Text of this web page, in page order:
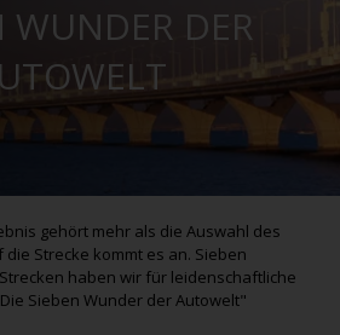
WUNDER DER
gehört mehr als die Auswahl des
die Strecke kommt es an. Sieben
haben wir für leidenschaftliche
Sieben Wunder der Autowelt"